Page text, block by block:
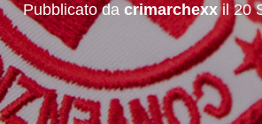
Pubblicato da crimarchexxil 20